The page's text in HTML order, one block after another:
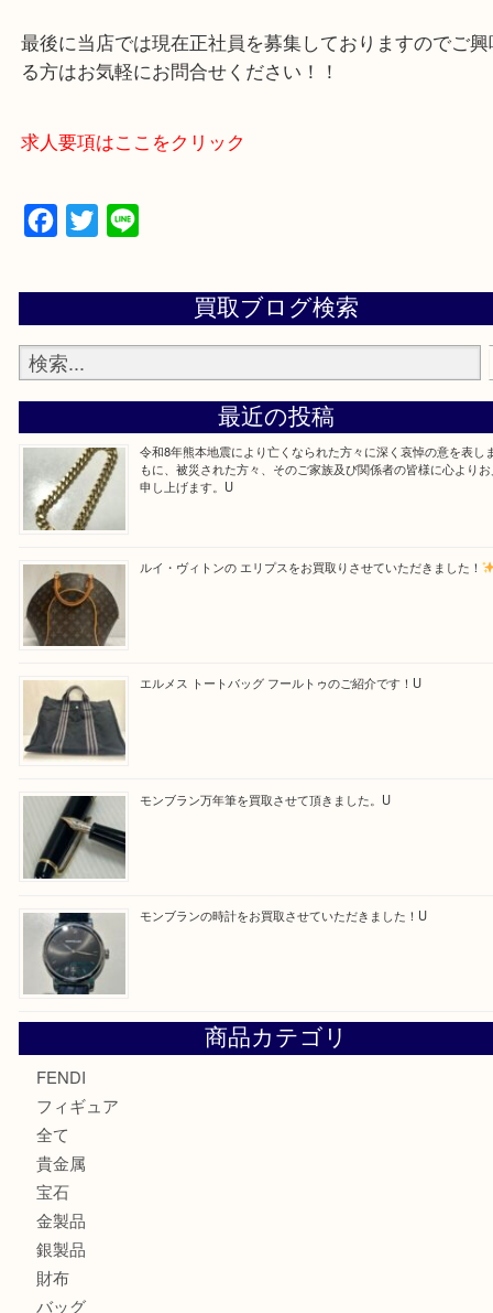
買取専門店 大吉 アル・プラザ京田辺店にお願いし
た。と思ってもらえるよう一点一点を丁寧に査定さ
だきます。
—お知らせ—
最後に当店では現在正社員を募集しておりますので
る方はお気軽にお問合せください！！
求人要項はここをクリック
Facebook
Twitter
Line
買取ブログ検索
最近の投稿